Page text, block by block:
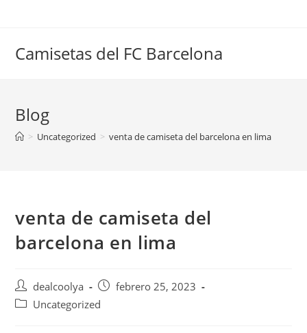
Camisetas del FC Barcelona
Blog
> Uncategorized > venta de camiseta del barcelona en lima
venta de camiseta del
barcelona en lima
Autor
de
dealcoolya
Publicación
de
febrero 25, 2023
Categoría
Uncategorized